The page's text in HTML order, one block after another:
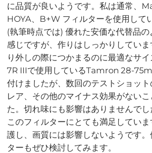
に品質が良いようです。私は通常、
HOYA、B+W フィルターを使用して
(執筆時点では) 優れた安価な代替品
感じですが、作りはしっかりしてい
り外しの際につかまるのに最適なサ
7R IIIで使用しているTamron 28-
付けましたが、数回のテストショッ
レア、その他のマイナス効果がない
た。切れ味にも影響はありませんで
このフィルターにとても満足してい
護し、画質には影響しないようです
ターもぜひ検討してみます。